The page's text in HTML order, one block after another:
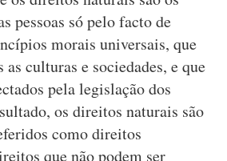
pessoas só pelo facto de
morais universais, que
as culturas e sociedades, e que
pela legislação dos
os direitos naturais são
como direitos
que não podem ser